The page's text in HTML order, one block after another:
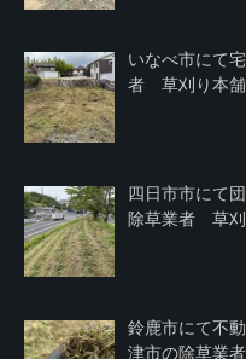
いなべ市にて
者 草刈り本舗
四日市市にて
除草業者 草刈
鈴鹿市にて不
津市の除草業